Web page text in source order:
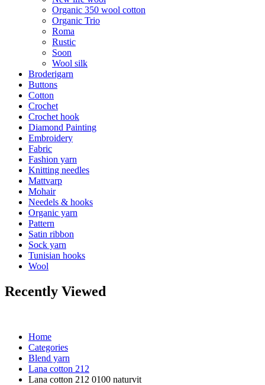
Organic 350 wool cotton
Organic Trio
Roma
Rustic
Soon
Wool silk
Broderigarn
Buttons
Cotton
Crochet
Crochet hook
Diamond Painting
Embroidery
Fabric
Fashion yarn
Knitting needles
Mattvarp
Mohair
Needels & hooks
Organic yarn
Pattern
Satin ribbon
Sock yarn
Tunisian hooks
Wool
Recently Viewed
Home
Categories
Blend yarn
Lana cotton 212
Lana cotton 212 0100 naturvit